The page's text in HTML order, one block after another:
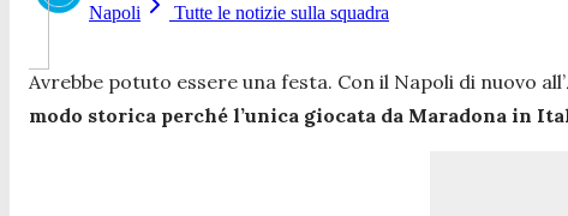
Napoli Tutte le notizie sulla squadra
Avrebbe potuto essere una festa. Con il Napoli di nuovo all’
modo storica perché l’unica giocata da Maradona in